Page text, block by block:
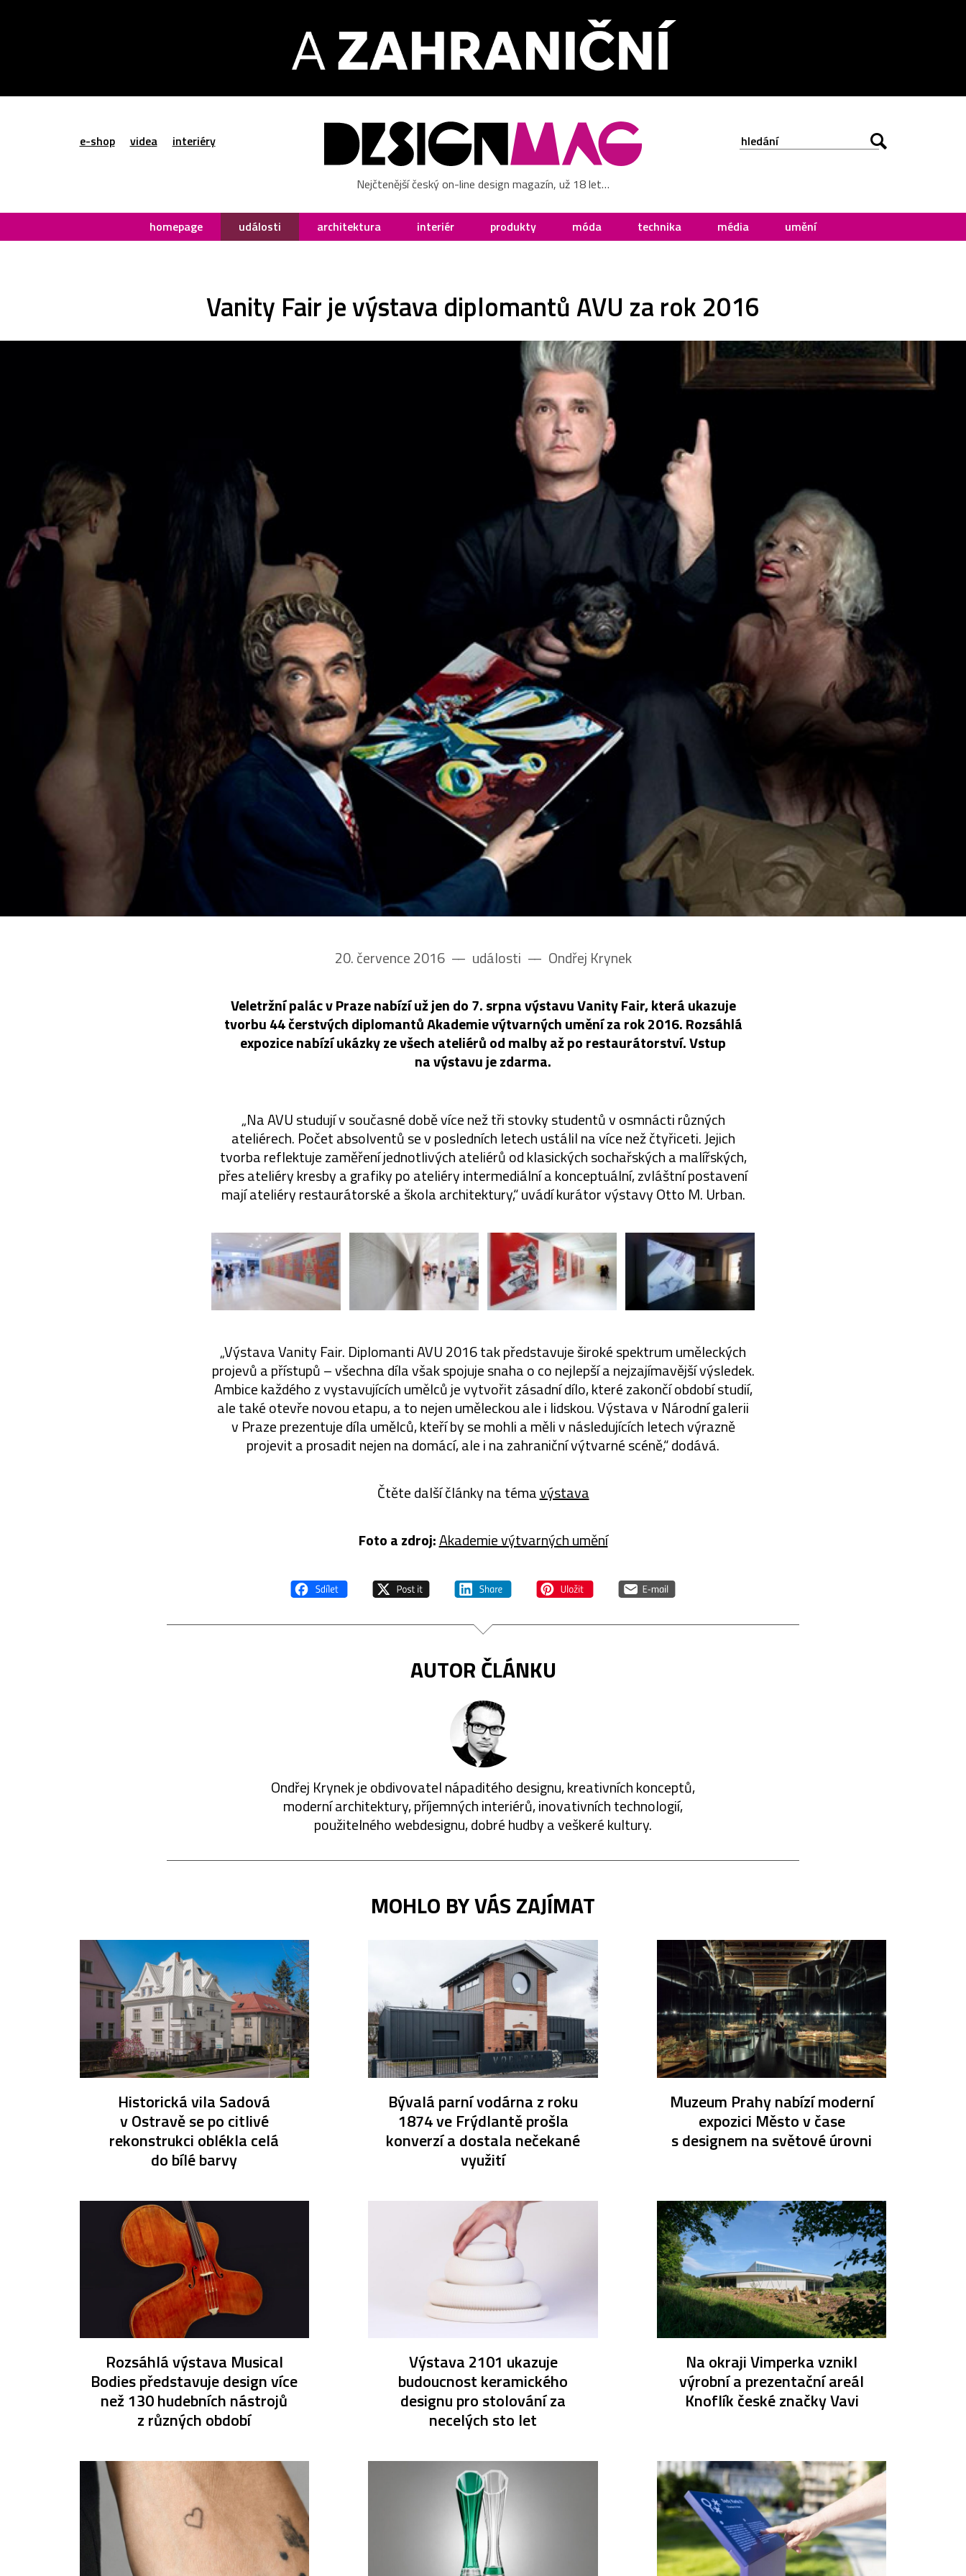
e-shop videa interiéry
Nejčtenější český on-line design magazín, už 18 let…
homepage události architektura interiér produkty móda technika média umění
Vanity Fair je výstava diplomantů AVU za rok 2016
20. července 2016 –– události –– Ondřej Krynek
Veletržní palác v Praze nabízí už jen do 7. srpna výstavu Vanity Fair, která ukazuje
tvorbu 44 čerstvých diplomantů Akademie výtvarných umění za rok 2016. Rozsáhlá
expozice nabízí ukázky ze všech ateliérů od malby až po restaurátorství. Vstup
na výstavu je zdarma.
„Na AVU studují v současné době více než tři stovky studentů v osmnácti různých
ateliérech. Počet absolventů se v posledních letech ustálil na více než čtyřiceti. Jejich
tvorba reflektuje zaměření jednotlivých ateliérů od klasických sochařských a malířských,
přes ateliéry kresby a grafiky po ateliéry intermediální a konceptuální, zvláštní postavení
mají ateliéry restaurátorské a škola architektury,“ uvádí kurátor výstavy Otto M. Urban.
„Výstava Vanity Fair. Diplomanti AVU 2016 tak představuje široké spektrum uměleckých
projevů a přístupů – všechna díla však spojuje snaha o co nejlepší a nejzajímavější výsledek.
Ambice každého z vystavujících umělců je vytvořit zásadní dílo, které zakončí období studií,
ale také otevře novou etapu, a to nejen uměleckou ale i lidskou. Výstava v Národní galerii
v Praze prezentuje díla umělců, kteří by se mohli a měli v následujících letech výrazně
projevit a prosadit nejen na domácí, ale i na zahraniční výtvarné scéně,“ dodává.
Čtěte další články na témavýstava
Foto a zdroj:Akademie výtvarných umění
AUTOR ČLÁNKU
Ondřej Krynek je obdivovatel nápaditého designu, kreativních konceptů,
moderní architektury, příjemných interiérů, inovativních technologií,
použitelného webdesignu, dobré hudby a veškeré kultury.
MOHLO BY VÁS ZAJÍMAT
Historická vila Sadová
v Ostravě se po citlivé
rekonstrukci oblékla celá
do bílé barvy
Bývalá parní vodárna z roku
1874 ve Frýdlantě prošla
konverzí a dostala nečekané
využití
Muzeum Prahy nabízí moderní
expozici Město v čase
s designem na světové úrovni
Rozsáhlá výstava Musical
Bodies představuje design více
než 130 hudebních nástrojů
z různých období
Výstava 2101 ukazuje
budoucnost keramického
designu pro stolování za
necelých sto let
Na okraji Vimperka vznikl
výrobní a prezentační areál
Knoflík české značky Vavi